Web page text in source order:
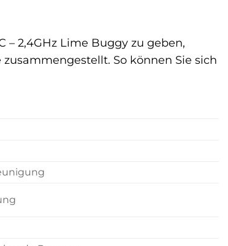
– 2,4GHz Lime Buggy zu geben,
So können Sie sich